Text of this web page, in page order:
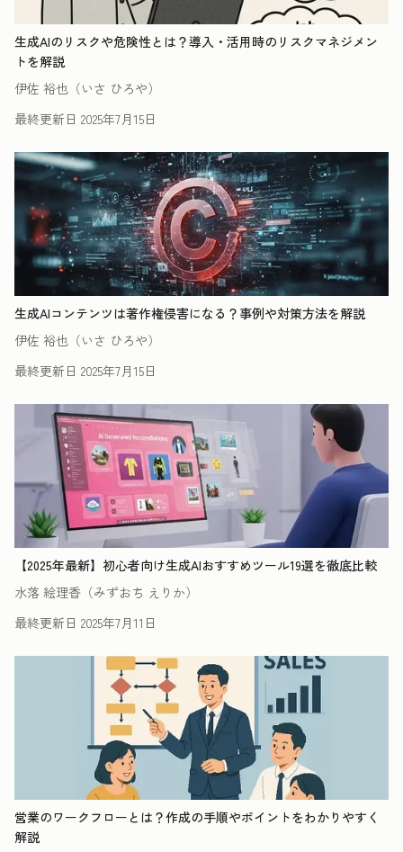
生成AIのリスクや危険性とは？導入・活用時のリスクマネジメン
トを解説
伊佐 裕也（いさ ひろや）
最終更新日 2025年7月15日
生成AIコンテンツは著作権侵害になる？事例や対策方法を解説
伊佐 裕也（いさ ひろや）
最終更新日 2025年7月15日
【2025年最新】初心者向け生成AIおすすめツール19選を徹底比較
水落 絵理香（みずおち えりか）
最終更新日 2025年7月11日
営業のワークフローとは？作成の手順やポイントをわかりやすく
解説